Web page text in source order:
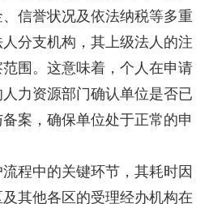
信誉状况及依法纳税等多重
分支机构，其上级法人的注
围。这意味着，个人在申请
力资源部门确认单位是否已
案，确保单位处于正常的申
中的关键环节，其耗时因
其他各区的受理经办机构在